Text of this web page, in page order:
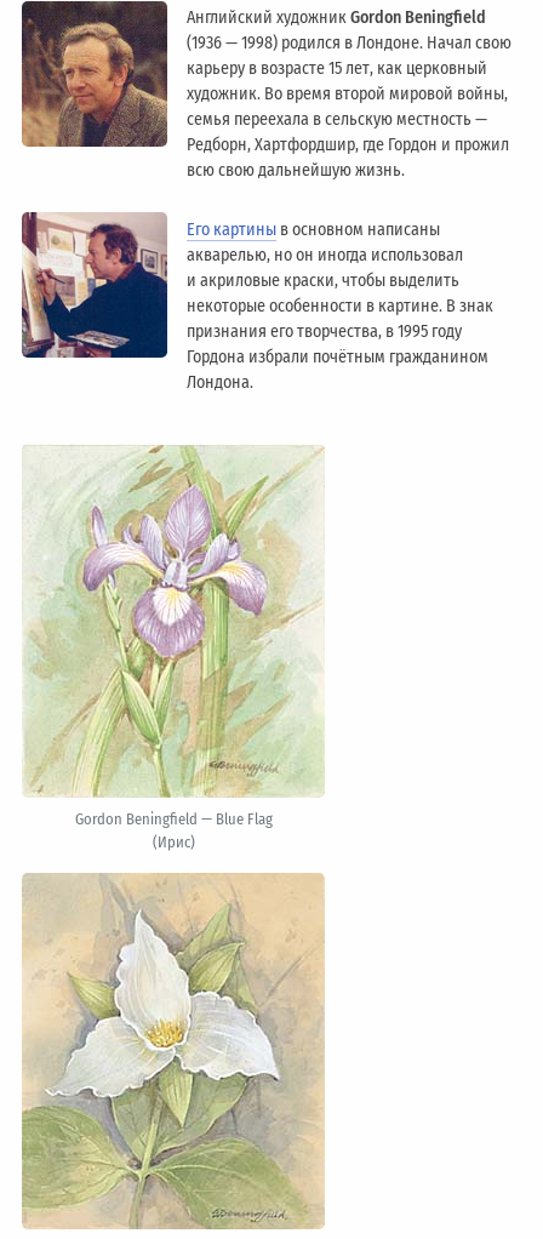
Английский художникGordon Beningfield
(1936 — 1998) родился в Лондоне. Начал свою
карьеру в возрасте 15 лет, как церковный
художник. Во время второй мировой войны,
семья переехала в сельскую местность —
Редборн, Хартфордшир, где Гордон и прожил
всю свою дальнейшую жизнь.
Его картины в основном написаны
акварелью, но он иногда использовал
и акриловые краски, чтобы выделить
некоторые особенности в картине. В знак
признания его творчества, в 1995 году
Гордона избрали почётным гражданином
Лондонa.
Gordon Beningfield — Blue Flag
(Ирис)